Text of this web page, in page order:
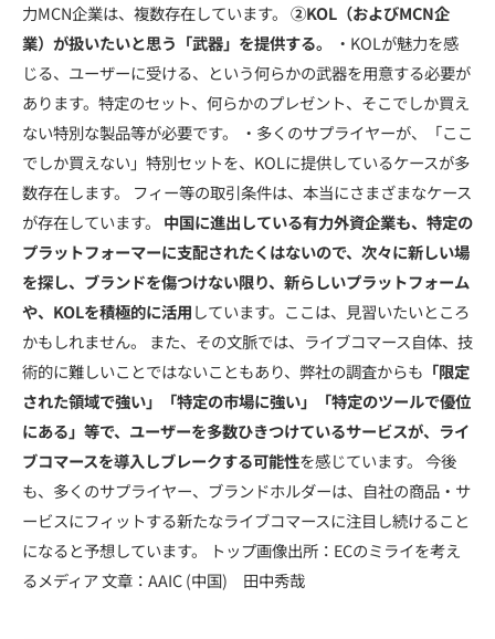
力MCN企業は、複数存在しています。 ②KOL（およびMCN企
業）が扱いたいと思う「武器」を提供する。
・KOLが魅力を感
じる、ユーザーに受ける、という何らかの武器を用意する必要が
あります。特定のセット、何らかのプレゼント、そこでしか買え
ない特別な製品等が必要です。 ・多くのサプライヤーが、「ここ
でしか買えない」特別セットを、KOLに提供しているケースが多
数存在します。 フィー等の取引条件は、本当にさまざまなケース
が存在しています。 中国に進出している有力外資企業も、特定の
プラットフォーマーに支配されたくはないので、次々に新しい場
を探し、ブランドを傷つけない限り、新らしいプラットフォーム
や、KOLを積極的に活用しています。ここは、見習いたいところ
かもしれません。 また、その文脈では、ライブコマース自体、技
術的に難しいことではないこともあり、弊社の調査からも 「限定
された領域で強い」「特定の市場に強い」「特定のツールで優位
にある」等で、ユーザーを多数ひきつけているサービスが、ライ
ブコマースを導入しブレークする可能性を感じています。 今後
も、多くのサプライヤー、ブランドホルダーは、自社の商品・サ
ービスにフィットする新たなライブコマースに注目し続けること
になると予想しています。 トップ画像出所：ECのミライを考え
るメディア 文章：AAIC (中国) 田中秀哉